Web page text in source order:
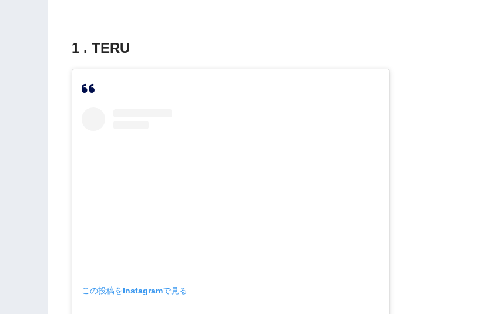
1 . TERU
この投稿をInstagramで見る